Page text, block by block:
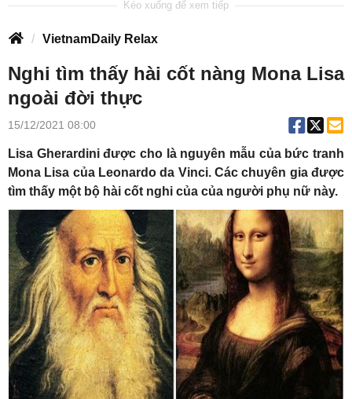
VietnamDaily Relax
Nghi tìm thấy hài cốt nàng Mona Lisa
ngoài đời thực
15/12/2021 08:00
Lisa Gherardini được cho là nguyên mẫu của bức tranh
Mona Lisa của Leonardo da Vinci. Các chuyên gia được
tìm thấy một bộ hài cốt nghi của của người phụ nữ này.